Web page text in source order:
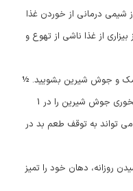
3 ساعت بعد از شیمی درمانی از خوردن غذا
از غذا ناشی از تهوع و
نمک و جوش شیرین بشویید. ½
قاشق چایخوری نمک و ½ قاشق چایخوری جوش شیرین را در 1
تواند به توقف طعم بد در
روزانه، دهان خود را تمیز